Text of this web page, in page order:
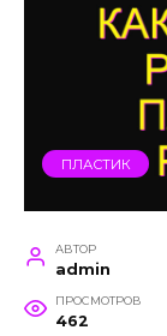
ПЛАСТИК
АВТОР
admin
ПРОСМОТРОВ
462